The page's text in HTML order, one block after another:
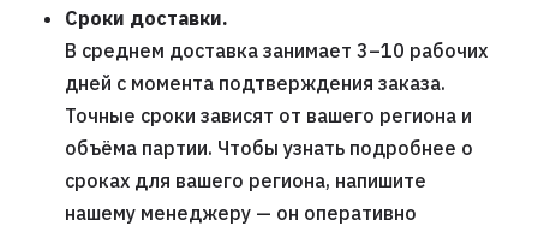
Сроки доставки.
В среднем доставка занимает 3–10 рабочих
дней с момента подтверждения заказа.
Точные сроки зависят от вашего региона и
объёма партии. Чтобы узнать подробнее о
сроках для вашего региона, напишите
нашему менеджеру — он оперативно